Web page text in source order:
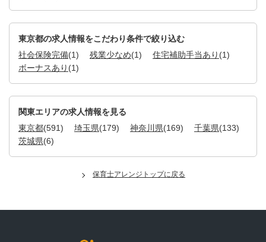
東京都の求人情報をこだわり条件で絞り込む
社会保険完備(1) 残業少なめ(1) 住宅補助手当あり (1)
ボーナスあり (1)
関東エリアの求人情報を見る
東京都(591) 埼玉県(179) 神奈川県(169) 千葉県(133)
茨城県(6)
保育士アレンジトップに戻る